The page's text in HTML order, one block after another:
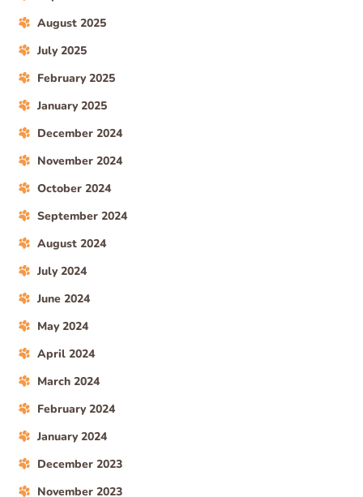
August 2025
July 2025
February 2025
January 2025
December 2024
November 2024
October 2024
September 2024
August 2024
July 2024
June 2024
May 2024
April 2024
March 2024
February 2024
January 2024
December 2023
November 2023